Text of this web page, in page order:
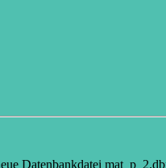
Datenbankdatei